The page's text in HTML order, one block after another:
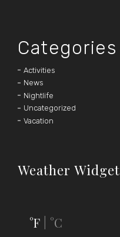
Categories
Activities
News
Nightlife
Uncategorized
Vacation
Weather Widget
°F °C